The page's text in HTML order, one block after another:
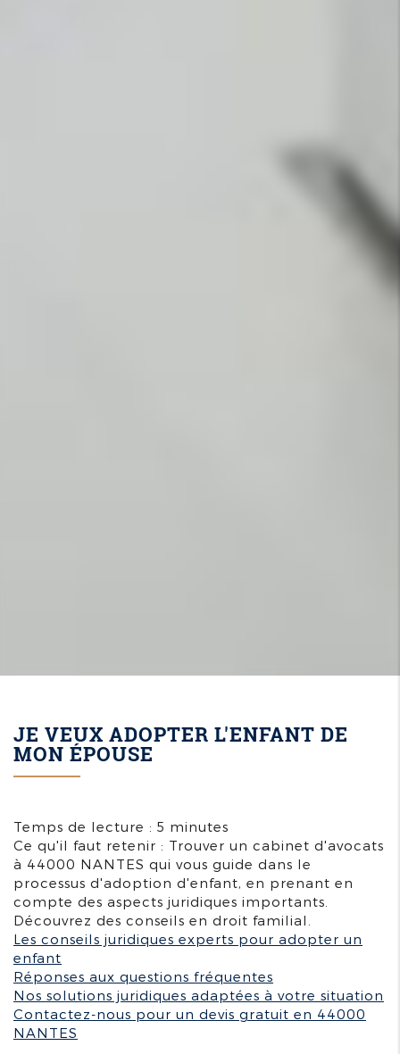
JE VEUX ADOPTER L'ENFANT DE
MON ÉPOUSE
Temps de lecture : 5 minutes
Ce qu'il faut retenir : Trouver un cabinet d'avocats
à 44000 NANTES qui vous guide dans le
processus d'adoption d'enfant, en prenant en
compte des aspects juridiques importants.
Découvrez des conseils en droit familial.
Les conseils juridiques experts pour adopter un
enfant
Réponses aux questions fréquentes
Nos solutions juridiques adaptées à votre situation
Contactez-nous pour un devis gratuit en 44000
NANTES